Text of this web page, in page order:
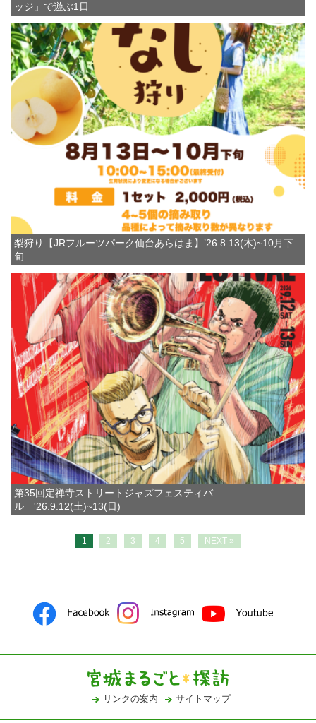
ッジ」で遊ぶ1日
梨狩り【JRフルーツパーク仙台あらはま】’26.8.13(木)~10月下
旬
第35回定禅寺ストリートジャズフェスティバ
ル '26.9.12(土)~13(日)
1 2 3 4 5 NEXT »
リンクの案内 サイトマップ